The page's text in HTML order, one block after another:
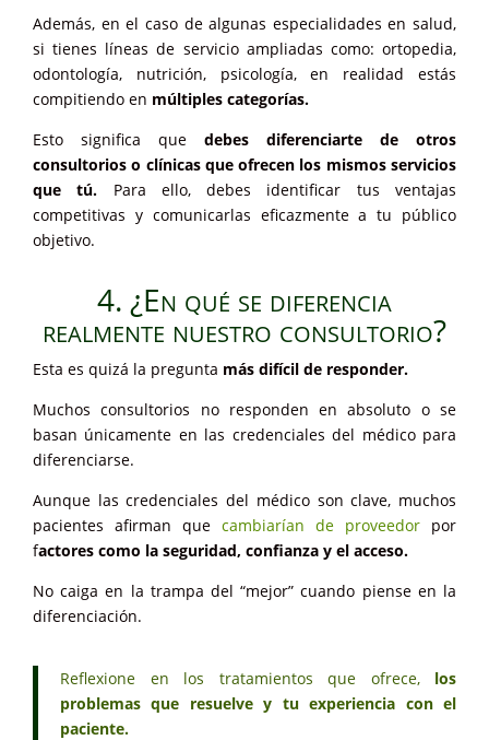
Además, en el caso de algunas especialidades en salud,
si tienes líneas de servicio ampliadas como: ortopedia,
odontología, nutrición, psicología, en realidad estás
compitiendo en múltiples categorías.
Esto significa que debes diferenciarte de otros
consultorios o clínicas que ofrecen los mismos servicios
que tú. Para ello, debes identificar tus ventajas
competitivas y comunicarlas eficazmente a tu público
objetivo.
4. ¿En qué se diferencia
realmente nuestro consultorio?
Esta es quizá la pregunta más difícil de responder.
Muchos consultorios no responden en absoluto o se
basan únicamente en las credenciales del médico para
diferenciarse.
Aunque las credenciales del médico son clave, muchos
pacientes afirman que cambiarían de proveedor por
factores como la seguridad, confianza y el acceso.
No caiga en la trampa del “mejor” cuando piense en la
diferenciación.
Reflexione en los tratamientos que ofrece, los
problemas que resuelve y tu experiencia con el
paciente.